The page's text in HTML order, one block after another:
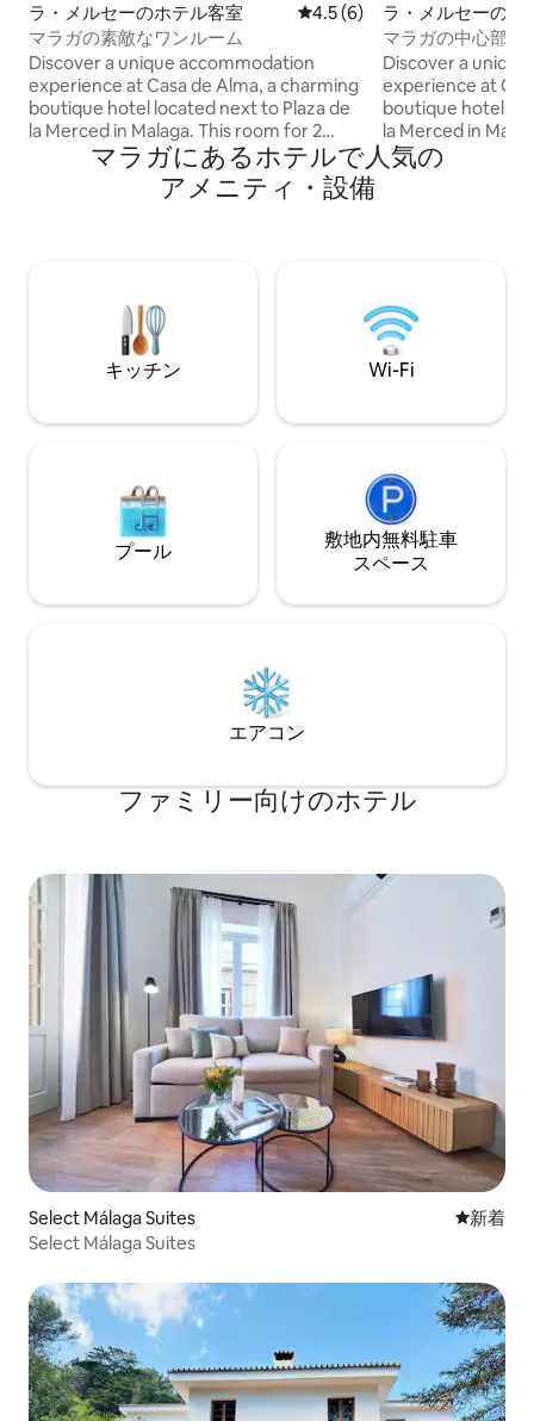
ラ・メルセーのホテル客室 レビュー6件、5つ星中4.5つ
4.5 (6)
マラガの素敵なワンルーム
Discover a unique accommodation
experience at Casa de Alma, a charming
boutique hotel located next to Plaza de
la Merced in Malaga. This room for 2
people offers you comfort and charm in
a stately house over 200 years old.
Equipped with a double bed, TV, air
Alma in Malaga.
ラ・メルセーのホ
マラガの中心部に
Discover a
experience at
boutique hotel
la Merced in
people offers
a stately house
Alma in Malaga.
マラガにあるホ⁠テ⁠ル⁠で人⁠気⁠の
ア⁠メ⁠ニ⁠テ⁠ィ⁠・設⁠備
キッチン Wi-Fi
プール
敷地内無料駐⁠車
ス⁠ペ⁠ー⁠ス
エアコン
ファミリー向⁠け⁠のホ⁠テ⁠ル
Select Málaga Suites 新しい宿
新着
Select Málaga Suites